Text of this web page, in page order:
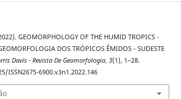
GEOMORPHOLOGY OF THE HUMID TROPICS -
DOS TRÓPICOS ÊMIDOS - SUDESTE
Davis - Revista De Geomorfologia, 3(1), 1–28.
ISSN2675-6900.v3n1.2022.146